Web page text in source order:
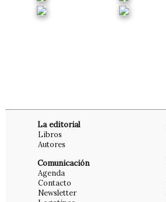
La editorial
Libros
Autores
Comunicación
Agenda
Contacto
Newsletter